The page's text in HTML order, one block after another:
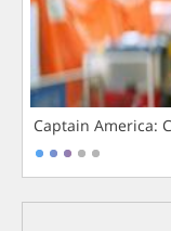
Captain America: